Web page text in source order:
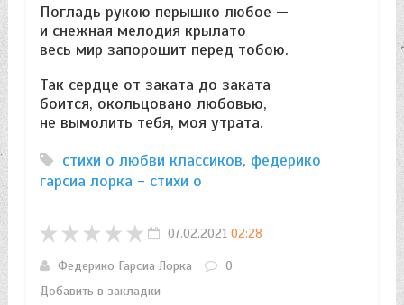
Погладь рукою перышко любое —
и снежная мелодия крылато
весь мир запорошит перед тобою.
Так сердце от заката до заката
боится, окольцовано любовью,
не вымолить тебя, моя утрата.
стихи о любви классиков, федерико
гарсиа лорка - стихи о
07.02.2021 02:28
Федерико Гарсиа Лорка
0
Добавить в закладки